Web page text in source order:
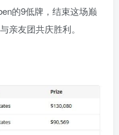
的9低牌，结束这场巅
亲友团共庆胜利。